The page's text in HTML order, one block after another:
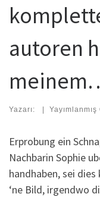
autoren
Yazarı: | Yayımlanmış
Erprobung ein
Nachbarin Sophie
handhaben, sei
‘ne Bild, irgendwo